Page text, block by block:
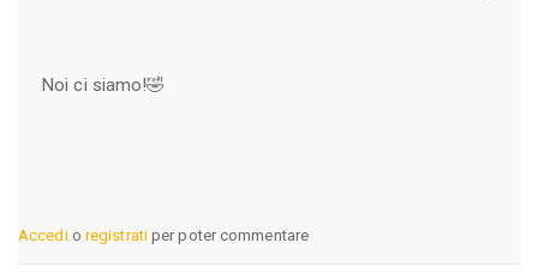
Noi ci siamo!🤣
Accedio registratiper poter commentare